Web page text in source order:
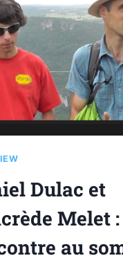
Dulac et
Melet
au